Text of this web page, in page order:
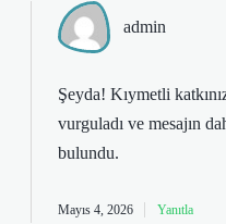
admin
Şeyda! Kıymetli
vurguladı ve mesajın
bulundu.
Mayıs 4, 2026 Yanıtla